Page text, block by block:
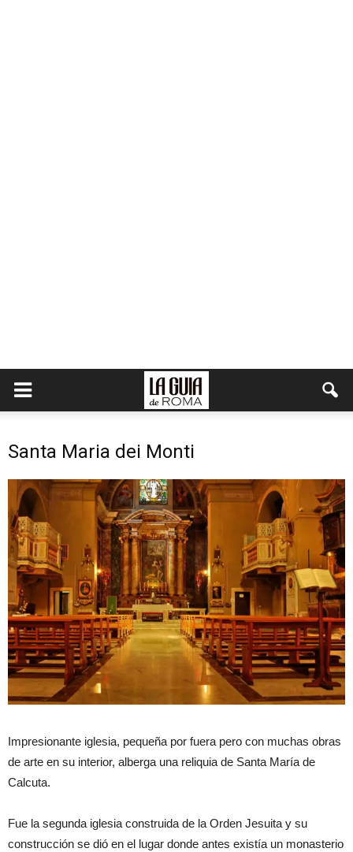
Santa Maria dei Monti
Impresionante iglesia, pequeña por fuera pero con muchas obras
de arte en su interior, alberga una reliquia de Santa María de
Calcuta.
Fue la segunda iglesia construida de la Orden Jesuita y su
construcción se dió en el lugar donde antes existía un monasterio